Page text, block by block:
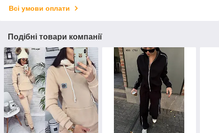
Всі умови оплати
Подібні товари компанії